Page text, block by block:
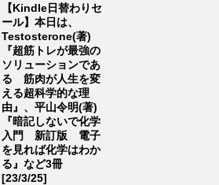
【Kindle日替わりセ
ール】本日は、
Testosterone(著)
『超筋トレが最強の
ソリューションであ
る 筋肉が人生を変
える超科学的な理
由』、平山令明(著)
『暗記しないで化学
入門 新訂版 電子
を見れば化学はわか
る』など3冊
[23/3/25]